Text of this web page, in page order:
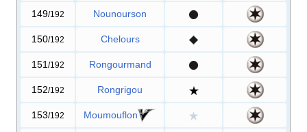
149/192 Nounourson
150/192 Chelours
151 /192 Rongourmand
152/192 Rongrigou
153/192 Moumouflon